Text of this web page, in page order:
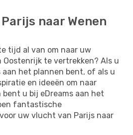
naar Wenen
tijd al van om naar uw
Oostenrijk te vertrekken? Als u
het plannen bent, of als u
en ideeën om naar
u bij eDreams aan het
fantastische
uw vlucht van Parijs naar